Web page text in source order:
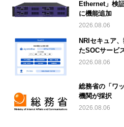
Ethernet」検
に機能追加
2026.08.06
NRIセキュア
たSOCサービ
2026.08.06
総務省の「ワ
機関が採択
2026.08.06